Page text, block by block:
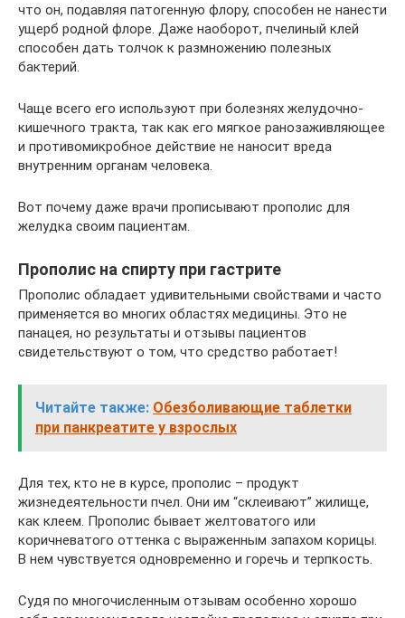
что он, подавляя патогенную флору, способен не нанести
ущерб родной флоре. Даже наоборот, пчелиный клей
способен дать толчок к размножению полезных
бактерий.
Чаще всего его используют при болезнях желудочно-
кишечного тракта, так как его мягкое ранозаживляющее
и противомикробное действие не наносит вреда
внутренним органам человека.
Вот почему даже врачи прописывают прополис для
желудка своим пациентам.
Прополис на спирту при гастрите
Прополис обладает удивительными свойствами и часто
применяется во многих областях медицины. Это не
панацея, но результаты и отзывы пациентов
свидетельствуют о том, что средство работает!
Читайте также: Обезболивающие таблетки
при панкреатите у взрослых
Для тех, кто не в курсе, прополис – продукт
жизнедеятельности пчел. Они им “склеивают” жилище,
как клеем. Прополис бывает желтоватого или
коричневатого оттенка с выраженным запахом корицы.
В нем чувствуется одновременно и горечь и терпкость.
Судя по многочисленным отзывам особенно хорошо